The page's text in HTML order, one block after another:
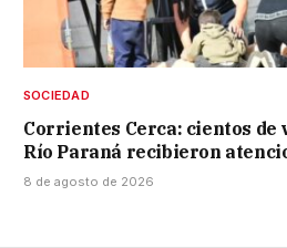
SOCIEDAD
Corrientes Cerca: cientos de
Río Paraná recibieron
8 de agosto de 2026